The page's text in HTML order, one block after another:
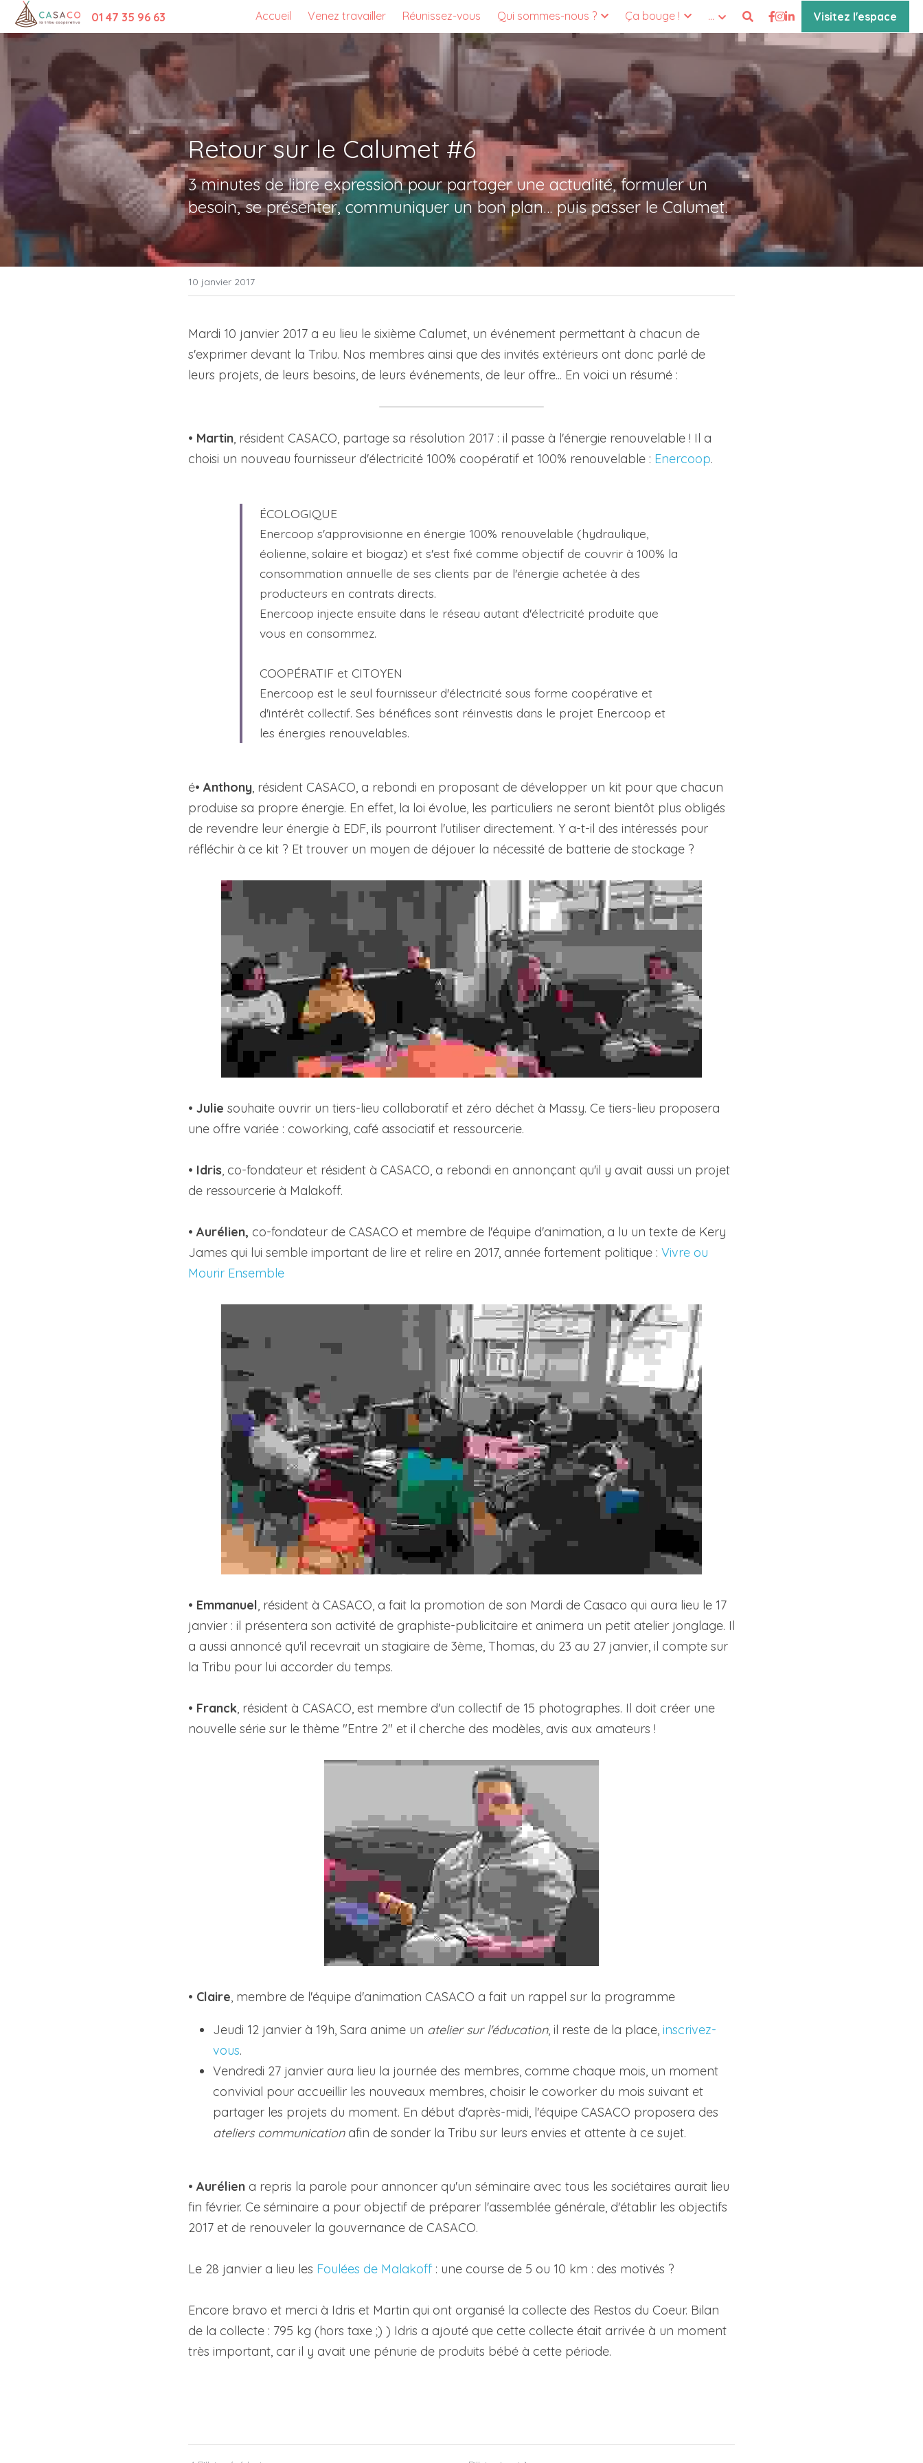
01 47 35 96 63 Accueil Venez travailler Réunissez-vous Qui sommes-nous ? Ça bouge ! … Visitez l'espace
Retour sur le Calumet #6
3 minutes de libre expression pour partager une actualité, formuler un
besoin, se présenter, communiquer un bon plan… puis passer le Calumet.
10 janvier 2017
Mardi 10 janvier 2017 a eu lieu le sixième Calumet, un événement permettant à chacun de
s'exprimer devant la Tribu. Nos membres ainsi que des invités extérieurs ont donc parlé de
leurs projets, de leurs besoins, de leurs événements, de leur offre... En voici un résumé :
• Martin, résident CASACO, partage sa résolution 2017 : il passe à l'énergie renouvelable ! Il a
choisi un nouveau fournisseur d'électricité 100% coopératif et 100% renouvelable : Enercoop.
ÉCOLOGIQUE
Enercoop s'approvisionne en énergie 100% renouvelable (hydraulique,
éolienne, solaire et biogaz) et s'est fixé comme objectif de couvrir à 100% la
consommation annuelle de ses clients par de l'énergie achetée à des
producteurs en contrats directs.
Enercoop injecte ensuite dans le réseau autant d'électricité produite que
vous en consommez.
COOPÉRATIF et CITOYEN
Enercoop est le seul fournisseur d'électricité sous forme coopérative et
d'intérêt collectif. Ses bénéfices sont réinvestis dans le projet Enercoop et
les énergies renouvelables.
é• Anthony, résident CASACO, a rebondi en proposant de développer un kit pour que chacun
produise sa propre énergie. En effet, la loi évolue, les particuliers ne seront bientôt plus obligés
de revendre leur énergie à EDF, ils pourront l'utiliser directement. Y a-t-il des intéressés pour
réfléchir à ce kit ? Et trouver un moyen de déjouer la nécessité de batterie de stockage ?
• Julie souhaite ouvrir un tiers-lieu collaboratif et zéro déchet à Massy. Ce tiers-lieu proposera
une offre variée : coworking, café associatif et ressourcerie.
• Idris, co-fondateur et résident à CASACO, a rebondi en annonçant qu'il y avait aussi un projet
de ressourcerie à Malakoff.
• Aurélien, co-fondateur de CASACO et membre de l'équipe d'animation, a lu un texte de Kery
James qui lui semble important de lire et relire en 2017, année fortement politique : Vivre ou
Mourir Ensemble
• Emmanuel, résident à CASACO, a fait la promotion de son Mardi de Casaco qui aura lieu le 17
janvier : il présentera son activité de graphiste-publicitaire et animera un petit atelier jonglage. Il
a aussi annoncé qu'il recevrait un stagiaire de 3ème, Thomas, du 23 au 27 janvier, il compte sur
la Tribu pour lui accorder du temps.
• Franck, résident à CASACO, est membre d'un collectif de 15 photographes. Il doit créer une
nouvelle série sur le thème "Entre 2" et il cherche des modèles, avis aux amateurs !
• Claire, membre de l'équipe d'animation CASACO a fait un rappel sur la programme
Jeudi 12 janvier à 19h, Sara anime un atelier sur l'éducation, il reste de la place, inscrivez-
vous.
Vendredi 27 janvier aura lieu la journée des membres, comme chaque mois, un moment
convivial pour accueillir les nouveaux membres, choisir le coworker du mois suivant et
ateliers communication afin de sonder la Tribu sur leurs envies et attente à ce sujet.
• Aurélien a repris la parole pour annoncer qu'un séminaire avec tous les sociétaires aurait lieu
fin février. Ce séminaire a pour objectif de préparer l'assemblée générale, d'établir les objectifs
2017 et de renouveler la gouvernance de CASACO.
Le 28 janvier a lieu les Foulées de Malakoff : une course de 5 ou 10 km : des motivés ?
Encore bravo et merci à Idris et Martin qui ont organisé la collecte des Restos du Coeur. Bilan
de la collecte : 795 kg (hors taxe ;) ) Idris a ajouté que cette collecte était arrivée à un moment
très important, car il y avait une pénurie de produits bébé à cette période.